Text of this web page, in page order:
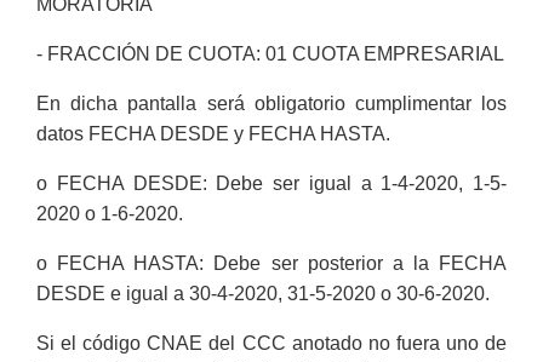
MORATORIA
- FRACCIÓN DE CUOTA: 01 CUOTA EMPRESARIAL
En dicha pantalla será obligatorio cumplimentar los
datos FECHA DESDE y FECHA HASTA.
o FECHA DESDE: Debe ser igual a 1-4-2020, 1-5-
2020 o 1-6-2020.
o FECHA HASTA: Debe ser posterior a la FECHA
DESDE e igual a 30-4-2020, 31-5-2020 o 30-6-2020.
Si el código CNAE del CCC anotado no fuera uno de